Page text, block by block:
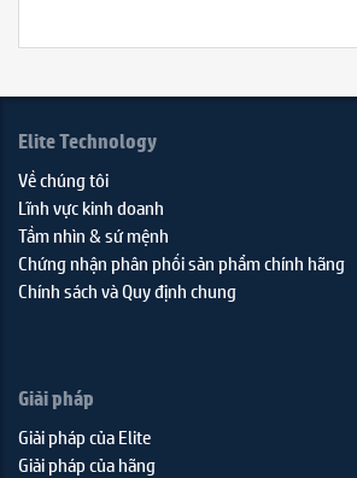
Elite Technology
Về chúng tôi
Lĩnh vực kinh doanh
Tầm nhìn & sứ mệnh
Chứng nhận phân phối sản phẩm chính hãng
Chính sách và Quy định chung
Giải pháp
Giải pháp của Elite
Giải pháp của hãng